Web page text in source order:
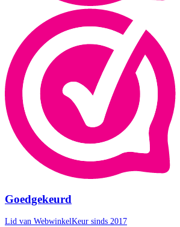
Goedgekeurd
Lid van WebwinkelKeur sinds 2017